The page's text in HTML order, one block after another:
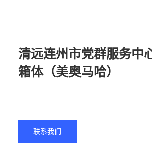
清远连州市党群服务中
箱体（美奥马哈）
联系我们